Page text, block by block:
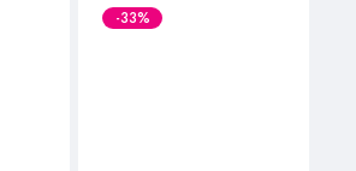
-33%